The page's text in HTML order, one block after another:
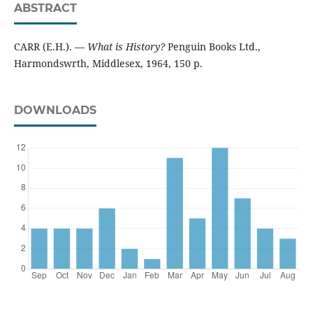
ABSTRACT
CARR (E.H.). — What is History?Penguin Books Ltd.,
Harmondswrth, Middlesex, 1964, 150 p.
DOWNLOADS